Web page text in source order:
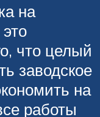
на
что целый
заводское
на
работы